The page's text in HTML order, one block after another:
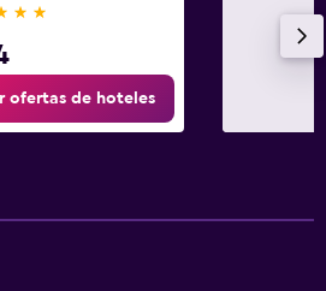
estrellas
ofertas de hoteles